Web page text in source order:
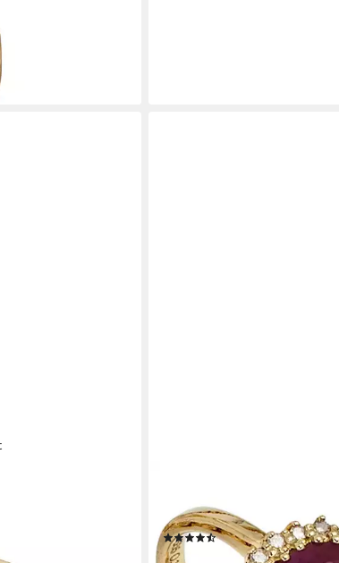
€
bei dir
Diamanten und Rubin
(13)
1.559,00 €